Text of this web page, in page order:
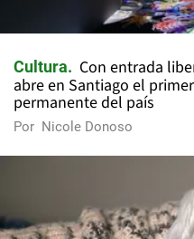
Cultura
Con entrada
abre en Santiago el
permanente del país
Por Nicole Donoso